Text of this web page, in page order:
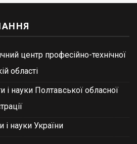
центр професійно-технічної
області
і науки Полтавської обласної
і науки України